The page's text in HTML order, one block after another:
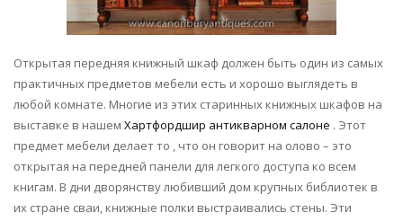
Открытая передняя книжный шкаф должен быть один из самых
практичных предметов мебели есть и хорошо выглядеть в
любой комнате. Многие из этих старинных книжных шкафов на
выставке в нашем Хартфордшир антикварном салоне . Этот
предмет мебели делает то , что он говорит на олово – это
открытая на передней панели для легкого доступа ко всем
книгам. В дни дворянству любивший дом крупных библиотек в
их стране сваи, книжные полки выстраивались стены. Эти